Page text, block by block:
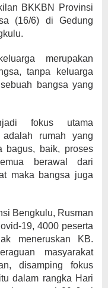
BKKBN Provinsi
(16/6) di Gedung
merupakan
tanpa keluarga
bangsa yang
fokus utama
adalah rumah yang
bagus, baik, proses
berawal dari
maka bangsa juga
Bengkulu, Rusman
19, 4000 peserta
meneruskan KB.
masyarakat
disamping fokus
dalam rangka Hari